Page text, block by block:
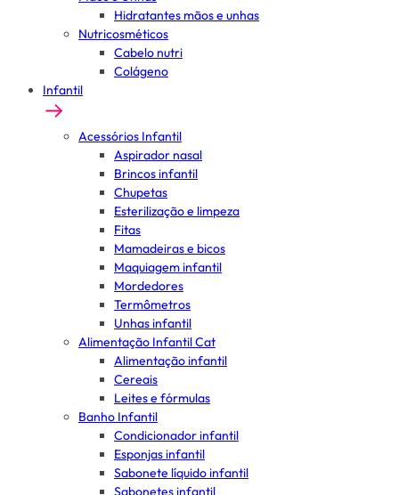
Hidratantes mãos e unhas
Nutricosméticos
Cabelo nutri
Colágeno
Infantil
Acessórios Infantil
Aspirador nasal
Brincos infantil
Chupetas
Esterilização e limpeza
Fitas
Mamadeiras e bicos
Maquiagem infantil
Mordedores
Termômetros
Unhas infantil
Alimentação Infantil Cat
Alimentação infantil
Cereais
Leites e fórmulas
Banho Infantil
Condicionador infantil
Esponjas infantil
Sabonete líquido infantil
Sabonetes infantil